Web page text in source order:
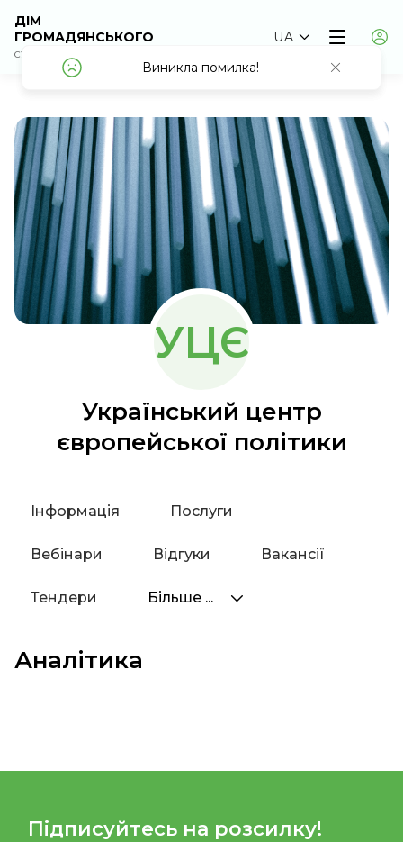
ДІМ
ГРОМАДЯНСЬКОГО
СУСПІЛЬСТВА
UA
Виникла помилка!
УЦЄ
Український центр
європейської політики
Інформація Послуги
Вебінари Відгуки Вакансії
Тендери Більше ...
Аналітика
Виникла помилка!
Підписуйтесь на розсилку!